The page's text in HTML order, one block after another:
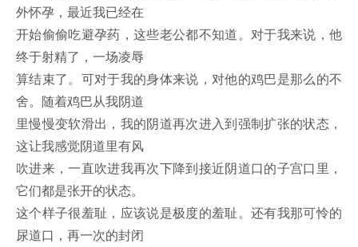
外怀孕，最近我已经在
开始偷偷吃避孕药，这些老公都不知道。对于我来说，他
终于射精了，一场凌辱
算结束了。可对于我的身体来说，对他的鸡巴是那么的不
舍。随着鸡巴从我阴道
里慢慢变软滑出，我的阴道再次进入到强制扩张的状态，
这让我感觉阴道里有风
吹进来，一直吹进我再次下降到接近阴道口的子宫口里，
它们都是张开的状态。
这个样子很羞耻，应该说是极度的羞耻。还有我那可怜的
尿道口，再一次的封闭